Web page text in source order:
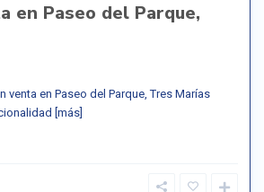
en Paseo del Parque,
venta en Paseo del Parque, Tres Marías
[más]